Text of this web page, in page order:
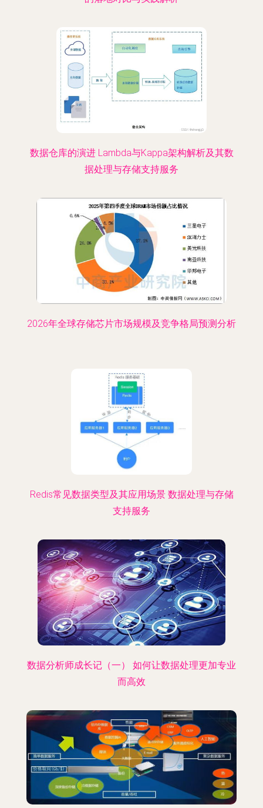
数据仓库的演进 Lambda与Kappa架构解析及其数
据处理与存储支持服务
2026年全球存储芯片市场规模及竞争格局预测分析
Redis常见数据类型及其应用场景 数据处理与存储
支持服务
数据分析师成长记（一） 如何让数据处理更加专业
而高效